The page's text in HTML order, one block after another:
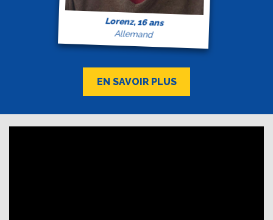
Lorenz, 16 ans
Allemand
EN SAVOIR PLUS